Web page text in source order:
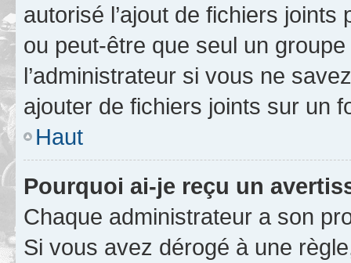
autorisé l’ajout de fichiers
ou peut-être que seul un
l’administrateur si vous ne
ajouter de fichiers joints sur un
Haut
Pourquoi ai-je reçu un
Chaque administrateur a son
Si vous avez dérogé à une